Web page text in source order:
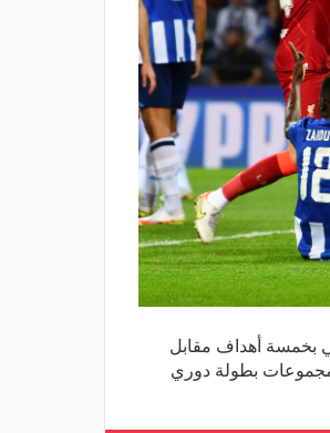
بخمسة أهداف مقابل
مجموعات بطولة دوري